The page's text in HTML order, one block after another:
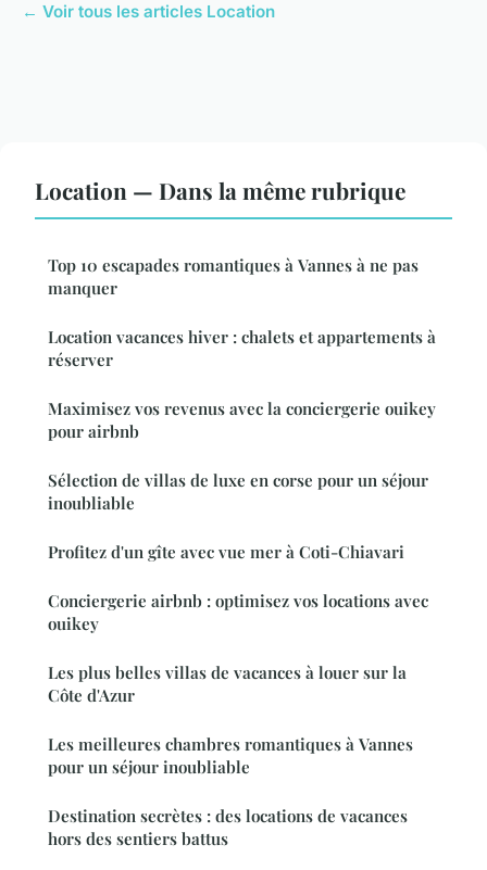
← Voir tous les articles Location
Location — Dans la même rubrique
Top 10 escapades romantiques à Vannes à ne pas
manquer
Location vacances hiver : chalets et appartements à
réserver
Maximisez vos revenus avec la conciergerie ouikey
pour airbnb
Sélection de villas de luxe en corse pour un séjour
inoubliable
Profitez d'un gîte avec vue mer à Coti-Chiavari
Conciergerie airbnb : optimisez vos locations avec
ouikey
Les plus belles villas de vacances à louer sur la
Côte d'Azur
Les meilleures chambres romantiques à Vannes
pour un séjour inoubliable
Destination secrètes : des locations de vacances
hors des sentiers battus